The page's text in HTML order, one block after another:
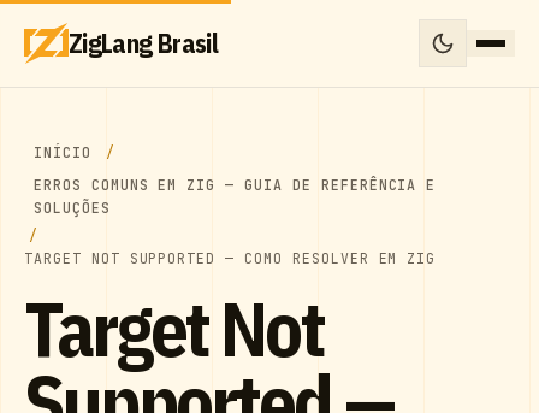
ZigLang Brasil
INÍCIO
ERROS COMUNS EM ZIG — GUIA DE REFERÊNCIA E
SOLUÇÕES
TARGET NOT SUPPORTED — COMO RESOLVER EM ZIG
Target Not